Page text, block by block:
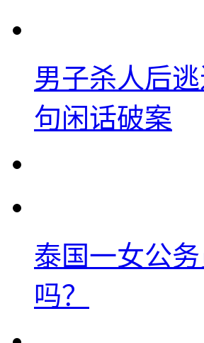
男子杀人后
句闲话破案
泰国一女公
吗？